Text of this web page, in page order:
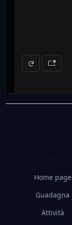
Home page
Guadagna
Attività